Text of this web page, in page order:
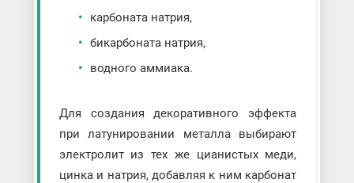
карбоната натрия,
бикарбоната натрия,
водного аммиака.
Для создания декоративного эффекта
при латунировании металла выбирают
электролит из тех же цианистых меди,
цинка и натрия, добавляя к ним карбонат